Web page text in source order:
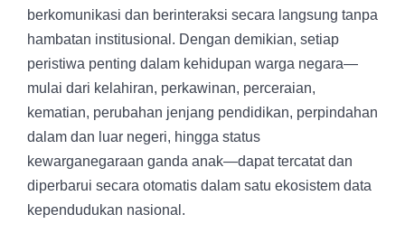
berkomunikasi dan berinteraksi secara langsung tanpa
hambatan institusional. Dengan demikian, setiap
peristiwa penting dalam kehidupan warga negara—
mulai dari kelahiran, perkawinan, perceraian,
kematian, perubahan jenjang pendidikan, perpindahan
dalam dan luar negeri, hingga status
kewarganegaraan ganda anak—dapat tercatat dan
diperbarui secara otomatis dalam satu ekosistem data
kependudukan nasional.